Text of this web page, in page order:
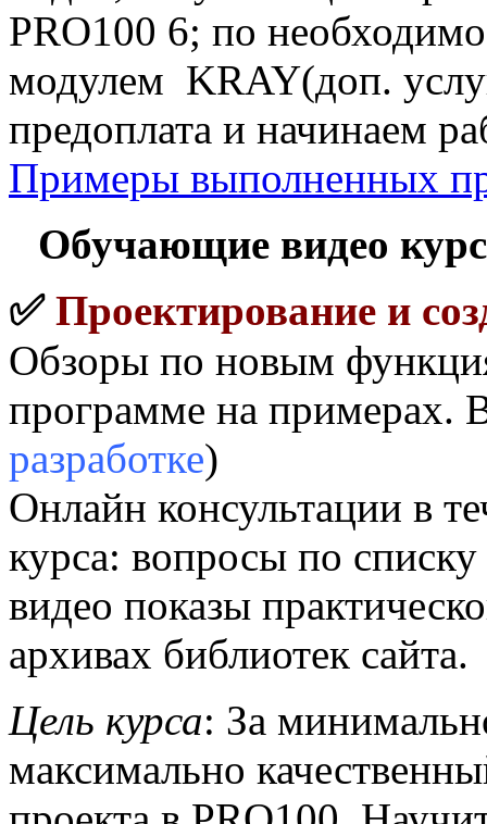
PRO100 6; по
модулем KRAY(доп.
предоплата и начинаем
Примеры выполненных
Обучающие видео
✅ Проектирование и
Обзоры по новым
программе на примерах.
разработке)
Онлайн консультации в
курса: вопросы по
видео показы
архивах библиотек сайта.
Цель курса: За
максимально